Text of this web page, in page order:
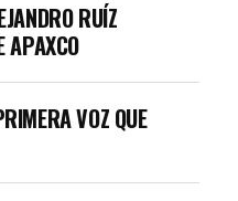
RUÍZ
APAXCO
VOZ QUE